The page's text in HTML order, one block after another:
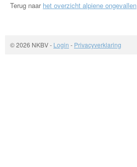
Terug naar het overzicht alpiene ongevallen
© 2026 NKBV- Login - Privacyverklaring